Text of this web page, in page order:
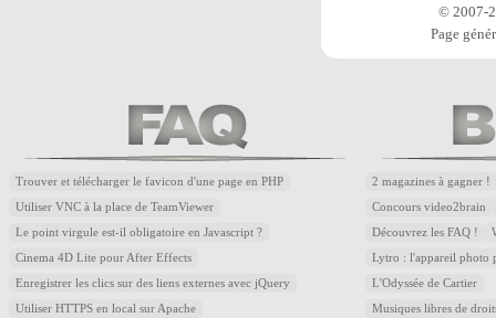
© 2007-
Page
Trouver et télécharger le favicon d'une page en PHP
Utiliser VNC à la place de TeamViewer
Le point virgule est-il obligatoire en Javascript ?
Cinema 4D Lite pour After Effects
Enregistrer les clics sur des liens externes avec jQuery
Utiliser HTTPS en local sur Apache
2 magazines à gagner !
Concours video2brain
Découvrez les FAQ !
Lytro : l'appareil photo
L'Odyssée de Cartier
Musiques libres de